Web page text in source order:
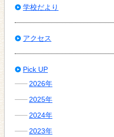
学校だより
アクセス
Pick UP
2026年
2025年
2024年
2023年